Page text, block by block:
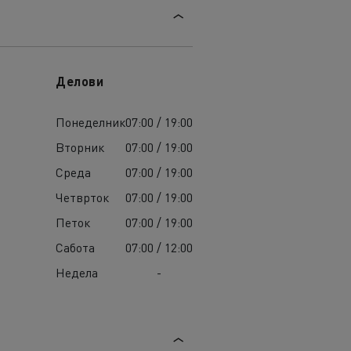
Делови
Понеделник07:00 / 19:00
Вторник
07:00 / 19:00
Среда
07:00 / 19:00
Четврток
07:00 / 19:00
Петок
07:00 / 19:00
Сабота
07:00 / 12:00
Недела
-